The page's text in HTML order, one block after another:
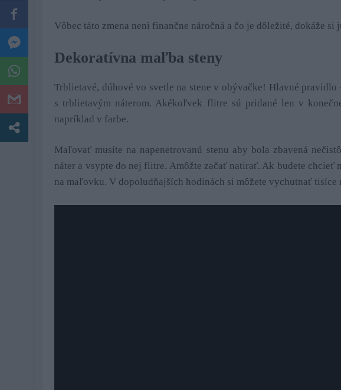
Vôbec táto zmena neni finančne náročná a čo je dôležité, dokáže si
Dekoratívna maľba steny
Trblietavé, dúhové vo svetle na stene v obývačke! Hlavné
s trblietavým náterom. Akékoľvek flitre sú pridané len v
napríklad v farbe.
Maľovať musíte na napenetrovanú stenu aby bola zbavená
náter a vsypte do nej flitre. Amôžte začať natirať. Ak budete chcieť
na maľovku. V dopoludňajších hodinách si môžete vychutnať tisíce